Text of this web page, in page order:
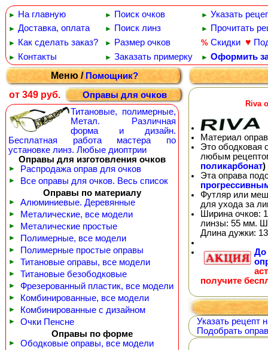
► На главную ► Поиск очков ► Указать
► Доставка, оплата ► Поиск линз ► Прочитать
► Как сделать заказ? ► Размер очков % Скидки ♥
► Контакты ► Заказать примерку ► Оформить
Меню /Помощник?
от 349 руб.
Оправы для очков
Титановые, полимерные,
Метал. Различная
форма и дизайн.
Бесплатная работа мастера по
установке линз. Любые диоптрии
Оправы для изготовления очков
► Распродажа оправ для очков
►
Все оправы для очков. Весь список
Оправы по материалу
► Алюминиевые. Деревянные
► Металические, все модели
► Металические простые
► Полимерные, все модели
► Полимерные простые оправы
► Титановые оправы, все модели
► Титановые безободковые
► Фрезерованный пластик, все модели
► Комбинированные, все модели
► Комбинированные с дизайном
►
Очки Пенсне
Оправы по форме
► Ободковые оправы, все модели
Riva
Материал
Это ободковая
любым
поликарбонат)
Эта оправа
Футляр или
для ухода за
Ширина очков:
линзы: 55 мм.
Длина дужки:
До
получите
Указать рецепт
Подобрать